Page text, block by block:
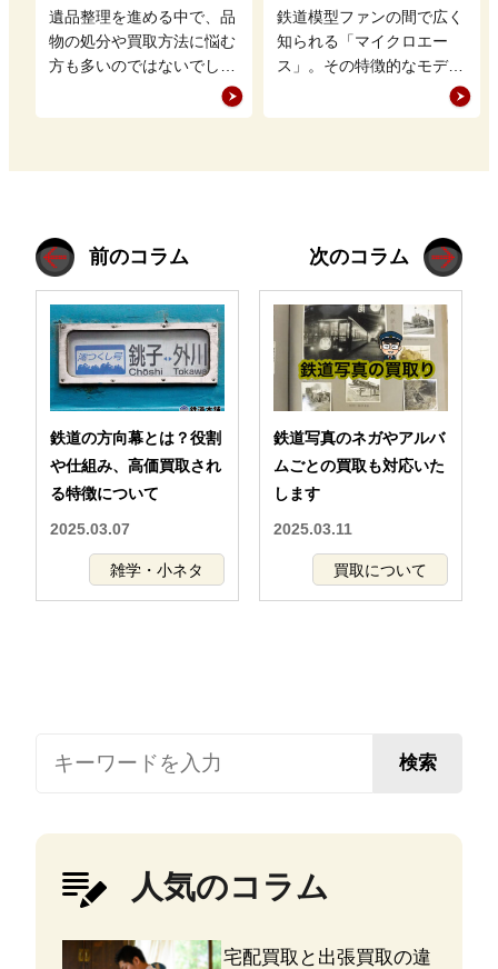
道グッズを高く売るポ
イントも
遺品整理を進める中で、品
物の処分や買取方法に悩む
方も多いのではないでしょ
うか。特に、まだ価値のあ
る品物は適切に買取に出す
特徴と対策を解説
鉄道模型ファンの間で広く
知られる「マイクロエー
ス」。その特徴的なモデル
展開や緻密なディテールが
魅力ですが、「壊れやす
前のコラム
鉄道の方向幕とは？役割
や仕組み、高価買取され
る特徴について
2025.03.07
雑学・小ネタ
次のコラム
鉄道写真のネガやアルバ
ムごとの買取も対応いた
します
2025.03.11
買取について
検索
人気のコラム
宅配買取と出張買取の違